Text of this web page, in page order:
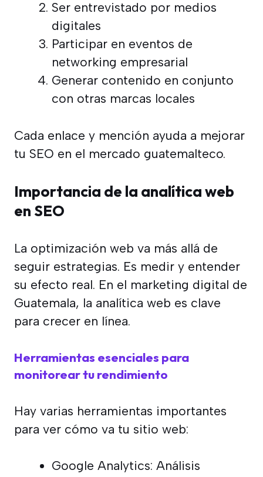
Ser entrevistado por medios
digitales
Participar en eventos de
networking empresarial
Generar contenido en conjunto
con otras marcas locales
Cada enlace y mención ayuda a mejorar
tu SEO en el mercado guatemalteco.
Importancia de la analítica web
en SEO
La optimización web va más allá de
seguir estrategias. Es medir y entender
su efecto real. En el marketing digital de
Guatemala, la analítica web es clave
para crecer en línea.
Herramientas esenciales para
monitorear tu rendimiento
Hay varias herramientas importantes
para ver cómo va tu sitio web:
Google Analytics: Análisis